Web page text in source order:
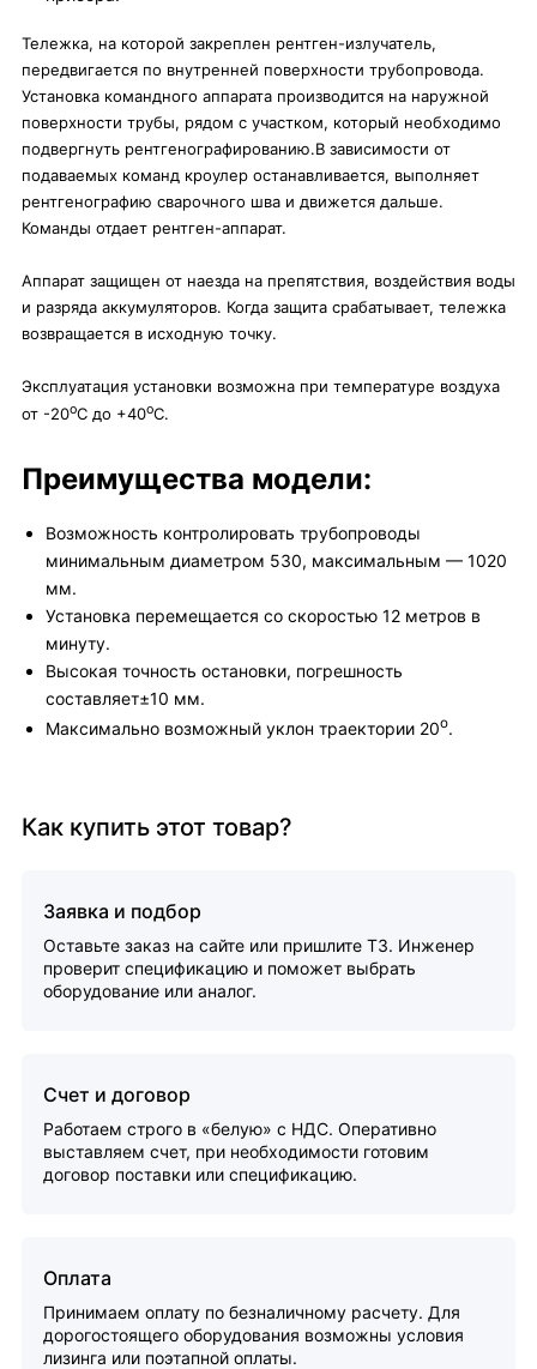
Тележка, на которой закреплен рентген-излучатель,
передвигается по внутренней поверхности трубопровода.
Установка командного аппарата производится на наружной
поверхности трубы, рядом с участком, который необходимо
подвергнуть рентгенографированию.В зависимости от
подаваемых команд кроулер останавливается, выполняет
рентгенографию сварочного шва и движется дальше.
Команды отдает рентген-аппарат.
Аппарат защищен от наезда на препятствия, воздействия воды
и разряда аккумуляторов. Когда защита срабатывает, тележка
возвращается в исходную точку.
Эксплуатация установки возможна при температуре воздуха
от -20оС до +40оС.
Преимущества модели:
Возможность контролировать трубопроводы
минимальным диаметром 530, максимальным — 1020
мм.
Установка перемещается со скоростью 12 метров в
минуту.
Высокая точность остановки, погрешность
составляет±10 мм.
Максимально возможный уклон траектории 20о.
Как купить этот товар?
Заявка и подбор
Оставьте заказ на сайте или пришлите ТЗ. Инженер
проверит спецификацию и поможет выбрать
оборудование или аналог.
Счет и договор
Работаем строго в «белую» с НДС. Оперативно
выставляем счет, при необходимости готовим
договор поставки или спецификацию.
Оплата
Принимаем оплату по безналичному расчету. Для
дорогостоящего оборудования возможны условия
лизинга или поэтапной оплаты.